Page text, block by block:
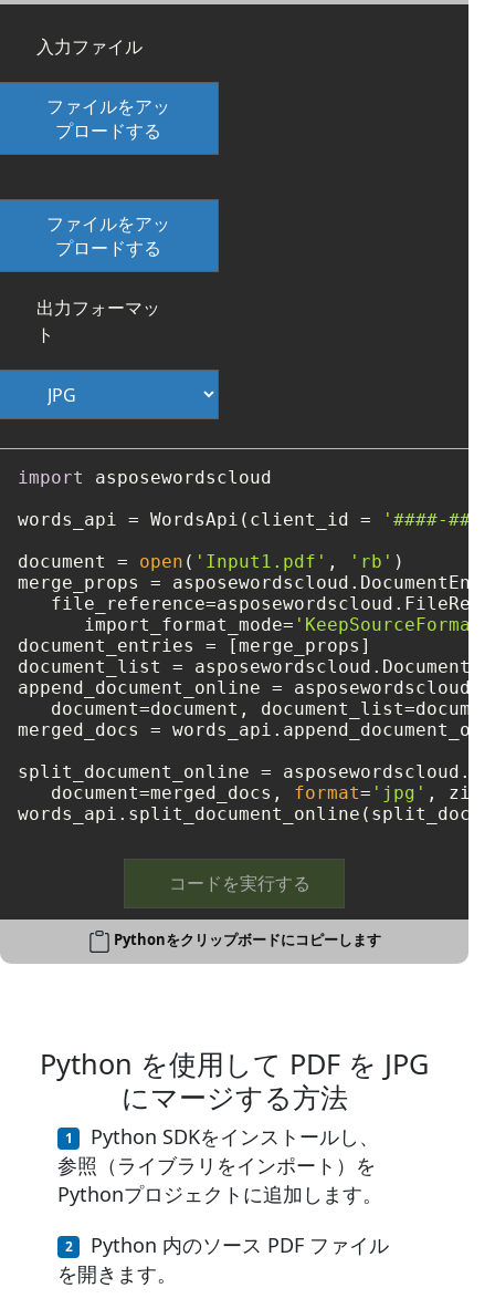
入力ファイル
ファイルをアッ
プロードする
ファイルをアッ
プロードする
出力フォーマッ
ト
import
asposewordscloud
words_api = WordsApi(client_id =
'####-
document = open ( 'Input1.pdf' , 'rb' )
merge_props =
      import_format_mode=
document_entries = [merge_props]
document_list =
append_document_online =
document=document,
merged_docs =
split_document_online =
   document=merged_docs,
format= 'jpg' ,
コードを実行する
Pythonをクリップボードにコピーします
Python を使用して PDF を JPG
にマージする方法
Python SDKをインストールし、
参照（ライブラリをインポート）を
Pythonプロジェクトに追加します。
Python 内のソース PDF ファイル
を開きます。